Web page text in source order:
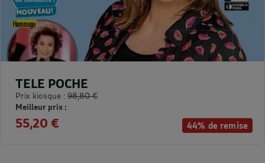
44% de remise
TELE POCHE
Prix kiosque : 98,80 €
Meilleur prix :
55,20 €